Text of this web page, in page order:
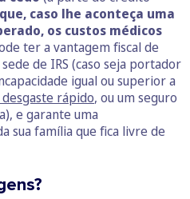
caso lhe aconteça uma
os custos médicos
ter a vantagem fiscal de
de IRS (caso seja portador
igual ou superior a
rápido, ou um seguro
e garante uma
sua família que fica livre de